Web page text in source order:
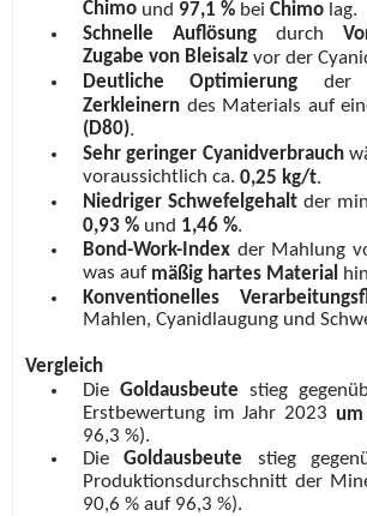
Chimound 97,1 %bei Chimolag.
Schnelle Auflösung durch
Zugabe von Bleisalzvor der
Deutliche Optimierung der
Zerkleinerndes Materials auf
(D80).
Sehr geringer Cyanidverbrauch
voraussichtlich ca. 0,25 kg/t.
Niedriger Schwefelgehalt der
0,93 %und 1,46 %.
Bond-Work-Indexder Mahlung
was auf mäßig hartes Material
Konventionelles
Mahlen, Cyanidlaugung und
Vergleich
Die Goldausbeute stieg
Erstbewertung im Jahr 2023 um
96,3 %).
DieGoldausbeute stieg
Produktionsdurchschnitt der
90,6 % auf 96,3 %).